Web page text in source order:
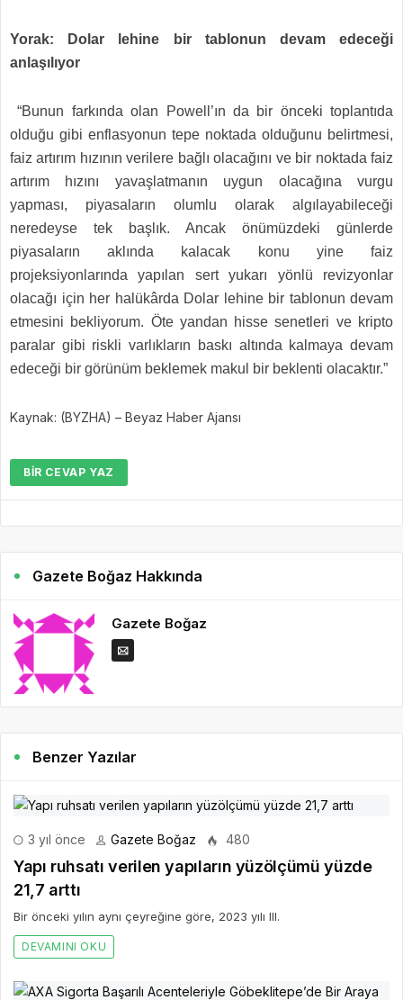
Yorak: Dolar lehine bir tablonun devam edeceği
anlaşılıyor
“Bunun farkında olan Powell’ın da bir önceki toplantıda
olduğu gibi enflasyonun tepe noktada olduğunu belirtmesi,
faiz artırım hızının verilere bağlı olacağını ve bir noktada faiz
artırım hızını yavaşlatmanın uygun olacağına vurgu
yapması, piyasaların olumlu olarak algılayabileceği
neredeyse tek başlık. Ancak önümüzdeki günlerde
piyasaların aklında kalacak konu yine faiz
projeksiyonlarında yapılan sert yukarı yönlü revizyonlar
olacağı için her halükârda Dolar lehine bir tablonun devam
etmesini bekliyorum. Öte yandan hisse senetleri ve kripto
paralar gibi riskli varlıkların baskı altında kalmaya devam
edeceği bir görünüm beklemek makul bir beklenti olacaktır.”
Kaynak: (BYZHA) – Beyaz Haber Ajansı
BIR CEVAP YAZ
Gazete Boğaz Hakkında
Gazete Boğaz
Benzer Yazılar
3 yıl önce Gazete Boğaz 480
Yapı ruhsatı verilen yapıların yüzölçümü yüzde
21,7 arttı
Bir önceki yılın aynı çeyreğine göre, 2023 yılı III.
DEVAMINI OKU